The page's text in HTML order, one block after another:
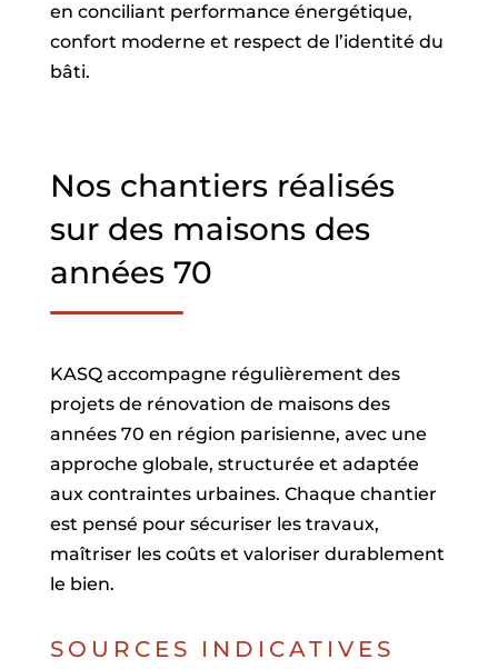
en conciliant performance énergétique,
confort moderne et respect de l’identité du
bâti.
Nos chantiers réalisés
sur des maisons des
années 70
KASQ accompagne régulièrement des
projets de rénovation de maisons des
années 70 en région parisienne, avec une
approche globale, structurée et adaptée
aux contraintes urbaines. Chaque chantier
est pensé pour sécuriser les travaux,
maîtriser les coûts et valoriser durablement
le bien.
SOURCES INDICATIVES